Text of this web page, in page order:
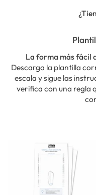
La forma más fácil
Descarga la plantilla
escala y sigue las
verifica con una regla